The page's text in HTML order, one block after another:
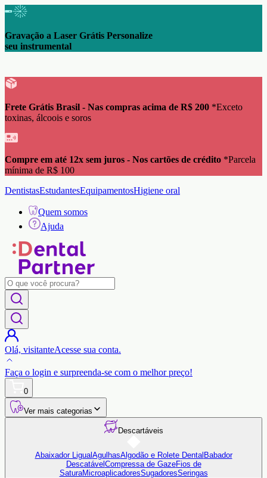
Gravação a Laser Grátis Personalize
seu instrumental
Frete Grátis Brasil - Nas compras acima de R$ 200 *Exceto
toxinas, álcoois e soros
Compre em até 12x sem juros - Nos cartões de crédito *Parcela
mínima de R$ 100
DentistasEstudantesEquipamentosHigiene oral
Quem somos
Ajuda
Olá, visitanteAcesse sua conta.
Faça o login e surpreenda-se com o melhor preço!
0
Ver mais categorias
Descartáveis
Abaixador Ligual AgulhasAlgodão e Rolete Dental Babador
Descatável Compressa de GazeFios de
SaturaMicroaplicadoresSugadoresSeringas